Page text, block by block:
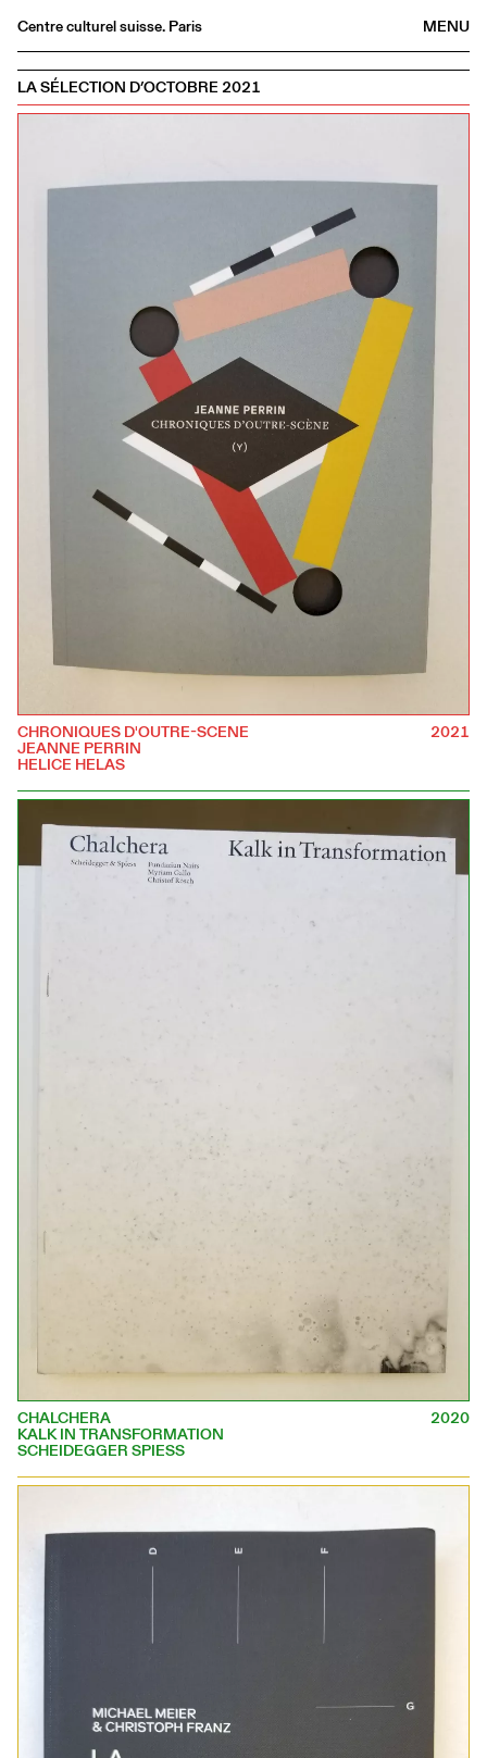
MENU
Centre culturel suisse. Paris
Agenda
Bookshop
LA SÉLECTION D’OCTOBRE 2021
CHRONIQUES D'OUTRE-SCENE
JEANNE PERRIN
HELICE HELAS
2021
CHALCHERA
KALK IN TRANSFORMATION
SCHEIDEGGER SPIESS
2020